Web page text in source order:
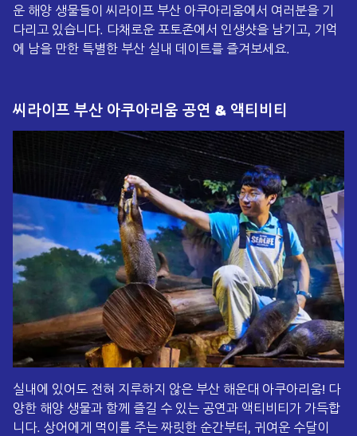
운 해양 생물들이 씨라이프 부산 아쿠아리움에서 여러분을 기
다리고 있습니다. 다채로운 포토존에서 인생샷을 남기고, 기억
에 남을 만한 특별한 부산 실내 데이트를 즐겨보세요.
씨라이프 부산 아쿠아리움 공연 & 액티비티
실내에 있어도 전혀 지루하지 않은 부산 해운대 아쿠아리움! 다
양한 해양 생물과 함께 즐길 수 있는 공연과 액티비티가 가득합
니다. 상어에게 먹이를 주는 짜릿한 순간부터, 귀여운 수달이